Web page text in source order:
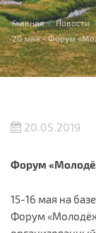
You are
Главная » Новости
20 мая - Форум
20.05.2019
Форум
15-16 мая на
Форум